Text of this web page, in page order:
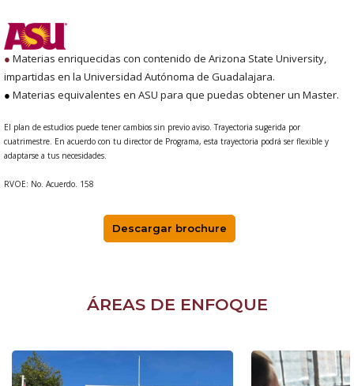
● Materias enriquecidas con contenido de Arizona State University,
impartidas en la Universidad Autónoma de Guadalajara.
● Materias equivalentes en ASU para que puedas obtener un Master.
El plan de estudios puede tener cambios sin previo aviso. Trayectoria sugerida por
cuatrimestre. En acuerdo con tu director de Programa, esta trayectoria podrá ser flexible y
adaptarse a tus necesidades.
RVOE: No. Acuerdo. 158
Descargar brochure
ÁREAS DE ENFOQUE